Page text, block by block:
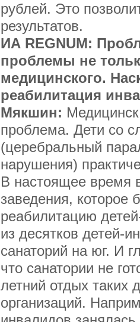
рублей. Это
результатов.
ИА REGNUM:
проблемы не
медицинского.
реабилитация
Мякшин:
проблема. Дети со
(церебральный
нарушения)
В настоящее время
заведения, которое
реабилитацию
из десятков детей-
санаторий на юг. И
что санатории не
летний отдых таких
организаций.